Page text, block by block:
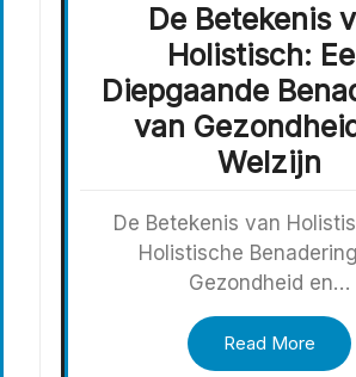
De Betekenis
Holistisch:
Diepgaande
van
Welzijn
De Betekenis van
Holistische
Gezondheid en…
Read More